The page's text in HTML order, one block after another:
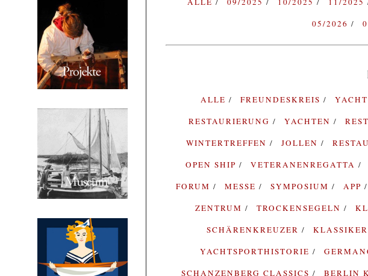
05/2026
ALLE FREUNDESKREIS
RESTAURIERUNG
YACHTEN
WINTERTREFFEN
JOLLEN
OPEN SHIP
VETERANENREGATTA
FORUM
MESSE SYMPOSIUM APP
ZENTRUM
TROCKENSEGELN
SCHÄRENKREUZER
YACHTSPORTHISTORIE
SCHANZENBERG CLASSICS
BERLIN